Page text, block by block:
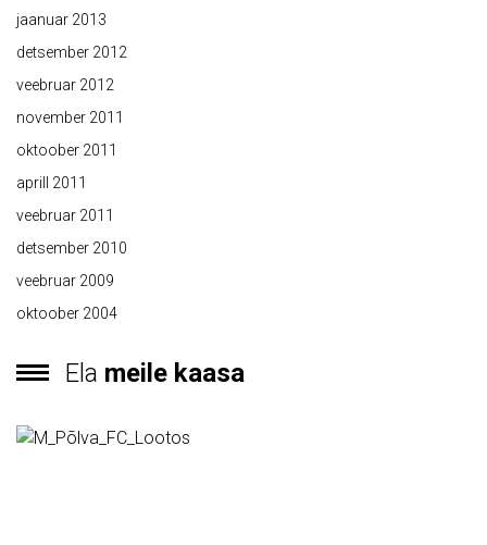
jaanuar 2013
detsember 2012
veebruar 2012
november 2011
oktoober 2011
aprill 2011
veebruar 2011
detsember 2010
veebruar 2009
oktoober 2004
Ela meile kaasa